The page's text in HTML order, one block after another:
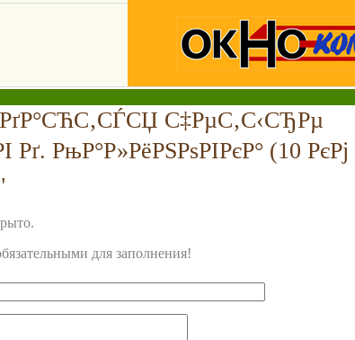
С‡РµС‚С‹СЂРµ
Рґ. РњР°Р»РёРЅРѕРІРєР° (10 РєРј
для заполнения!